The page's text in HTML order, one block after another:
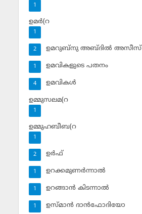
1
ഉമര്‍(റ
1
ഉമറുബ്‌നു അബ്ദില്‍ അസീസ്‌
2
ഉമവികളുടെ പതനം
1
ഉമവികള്‍
4
ഉമ്മുസലമ(റ
1
ഉമ്മുഹബീബ(റ
1
ഉര്‍ഫ്
2
ഉറക്കമുണര്‍ന്നാല്‍
1
ഉറങ്ങാന്‍ കിടന്നാല്‍
1
ഉസ്മാന്‍ ദാന്‍ഫോദിയോ
1